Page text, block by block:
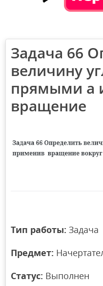
Задача 66
величину
прямыми a
вращение
Тип работы: Задача
Предмет:
Статус: Выполнен